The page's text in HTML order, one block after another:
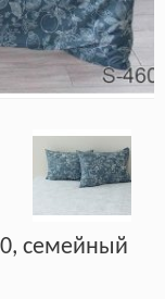
семейный